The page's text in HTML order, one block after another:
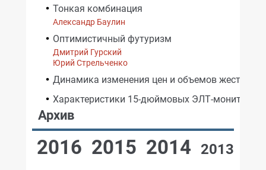
Тонкая комбинация
Александр Баулин
Оптимистичный футуризм
Дмитрий Гурский
Юрий Стрельченко
Динамика изменения цен и объемов жестких
Характеристики 15-дюймовых ЭЛТ-мониторов
Архив
2016 2015 2014
2013